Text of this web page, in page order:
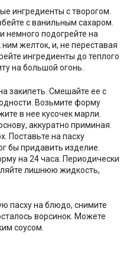
ингредиенты с творогом.
с ванильным сахаром.
немного подогрейте на
желток, и, не переставая
ингредиенты до теплого
на большой огонь.
закипеть. Смешайте ее с
Возьмите форму
в нее кусочек марли.
аккуратно приминая.
Поставьте на пасху
бы придавить изделие.
на 24 часа. Периодически
лишнюю жидкость,
пасху на блюдо, снимите
ворсинок. Можете
соусом.